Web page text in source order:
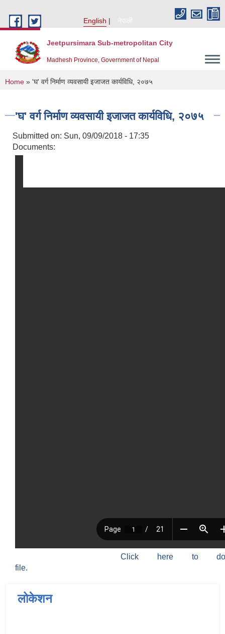
English
नेपाली
Jeetpursimara Sub-metropolitan City
Madhesh Province, Government of Nepal
You are here
Home » 'घ' वर्ग निर्माण व्यवसायी इजाजत कार्यविधि, २०७५
'घ' वर्ग निर्माण व्यवसायी इजाजत कार्यविधि, २०७५
Submitted on: Sun, 09/09/2018 - 17:35
Documents:
Click here to
file.
लोकेशन